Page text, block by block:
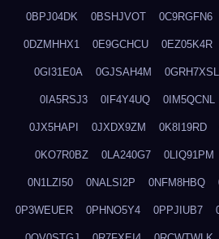
0BPJ04DK 0BSHJVOT 0C9RGFN6
0DZMHHX1 0E9GCHCU 0EZ05K4R
0GI31E0A 0GJSAH4M 0GRH7XSL
0IA5RSJ3 0IF4Y4UQ 0IM5QCNL
0JX5HAPI 0JXDX9ZM 0K8I19RD
0KO7R0BZ 0LA240G7 0LIQ91PM
0N1LZI50 0NALSI2P 0NFM8HBQ
0P3WEUER 0PHNO5Y4 0PPJIUB7